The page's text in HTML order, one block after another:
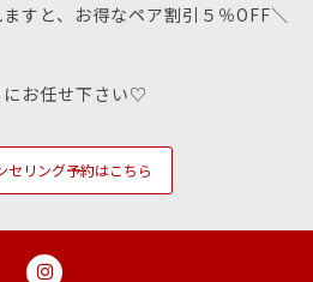
すと、お得なペア割引５％OFF＼
にお任せ下さい♡
セリング予約はこちら